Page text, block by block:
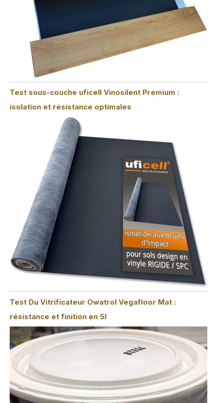
Test sous-couche uficell Vinosilent Premium :
isolation et résistance optimales
Test Du Vitrificateur Owatrol Vegafloor Mat :
résistance et finition en 5l